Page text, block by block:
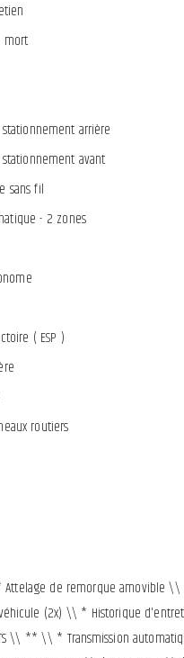
mort
arrière
avant
sans fil
- 2 zones
( ESP )
routiers
de remorque amovible
(2x) \\ * Historique
\\ ** \\ * Transmission